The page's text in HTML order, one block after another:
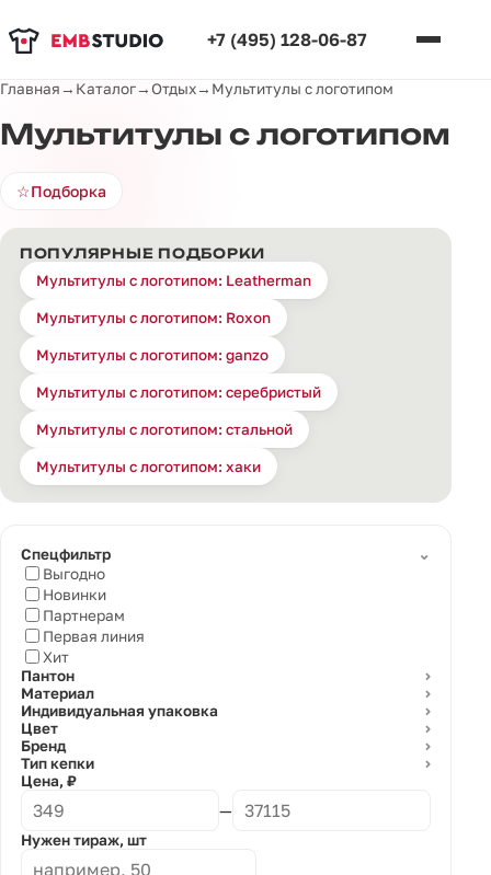
+7 (495) 128-06-87
Главная→ Каталог→Отдых→ Мультитулы с логотипом
Мультитулы с логотипом
☆Подборка
ПОПУЛЯРНЫЕ ПОДБОРКИ
Мультитулы с логотипом: Leatherman
Мультитулы с логотипом: Roxon
Мультитулы с логотипом: ganzo
Мультитулы с логотипом: серебристый
Мультитулы с логотипом: стальной
Мультитулы с логотипом: хаки
Спецфильтр
⌄
Выгодно
Новинки
Партнерам
Первая линия
Хит
Пантон
⌄
Материал ⌄
Индивидуальная упаковка ⌄
Цвет ⌄
Бренд ⌄
Тип кепки ⌄
Цена, ₽
—
Нужен тираж, шт